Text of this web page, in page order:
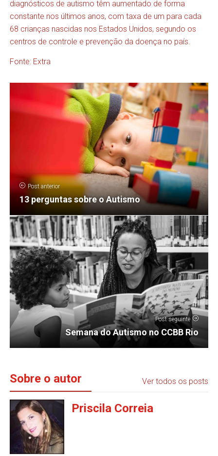
diagnósticos de autismo têm aumentado de forma
constante nos últimos anos, com taxa de um para cada
68 crianças nascidas nos Estados Unidos, segundo os
centros de controle e prevenção da doença no país.
Fonte: Extra
Post anterior
13 perguntas sobre o Autismo
Post seguinte
Semana do Autismo no CCBB Rio
Sobre o autor Ver todos os posts
Priscila Correia